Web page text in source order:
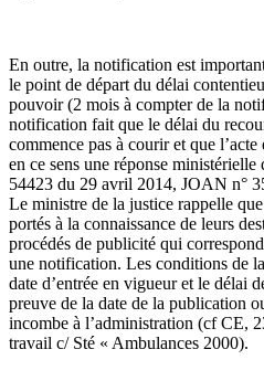
En outre, la notification est
le point de départ du délai
pouvoir (2 mois à compter de la
notification fait que le délai du
commence pas à courir et que
en ce sens une réponse
54423 du 29 avril 2014, JOAN n°
Le ministre de la justice rappelle
portés à la connaissance de leurs
procédés de publicité qui
une notification. Les conditions de
date d’entrée en vigueur et le délai
preuve de la date de la publication
incombe à l’administration (cf CE,
travail c/ Sté « Ambulances 2000).